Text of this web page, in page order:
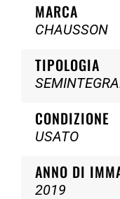
MARCA
CHAUSSON
TIPOLOGIA
CONDIZIONE
USATO
ANNO DI
2019